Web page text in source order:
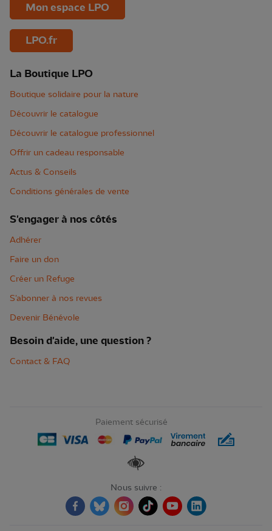
Mon espace LPO
LPO.fr
La Boutique LPO
Boutique solidaire pour la nature
Découvrir le catalogue
Découvrir le catalogue professionnel
Offrir un cadeau responsable
Actus & Conseils
Conditions générales de vente
S'engager à nos côtés
Adhérer
Faire un don
Créer un Refuge
S'abonner à nos revues
Devenir Bénévole
Besoin d'aide, une question ?
Contact & FAQ
Paiement sécurisé
Renforcer les contrastes
Nous suivre :